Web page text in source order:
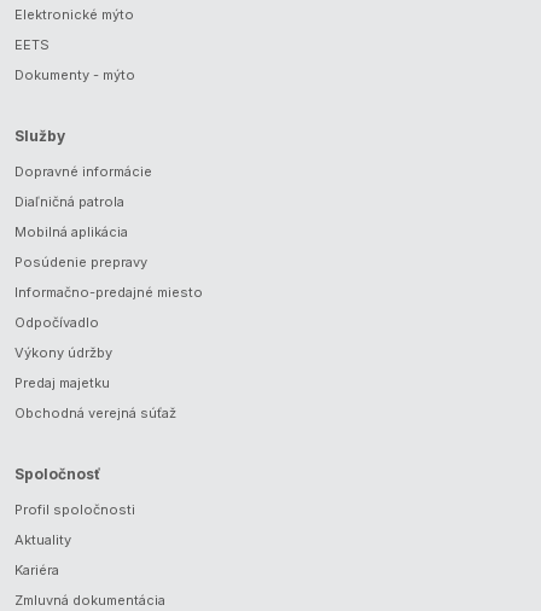
Elektronické mýto
EETS
Dokumenty - mýto
Služby
Dopravné informácie
Diaľničná patrola
Mobilná aplikácia
Posúdenie prepravy
Informačno-predajné miesto
Odpočívadlo
Výkony údržby
Predaj majetku
Obchodná verejná súťaž
Spoločnosť
Profil spoločnosti
Aktuality
Kariéra
Zmluvná dokumentácia